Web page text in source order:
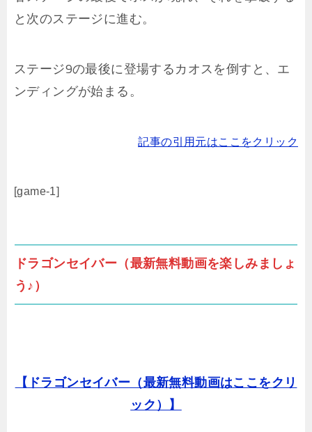
と次のステージに進む。
ステージ9の最後に登場するカオスを倒すと、エ
ンディングが始まる。
記事の引用元はここをクリック
[game-1]
ドラゴンセイバー（最新無料動画を楽しみましょ
う♪）
【ドラゴンセイバー（最新無料動画はここをクリ
ック）】